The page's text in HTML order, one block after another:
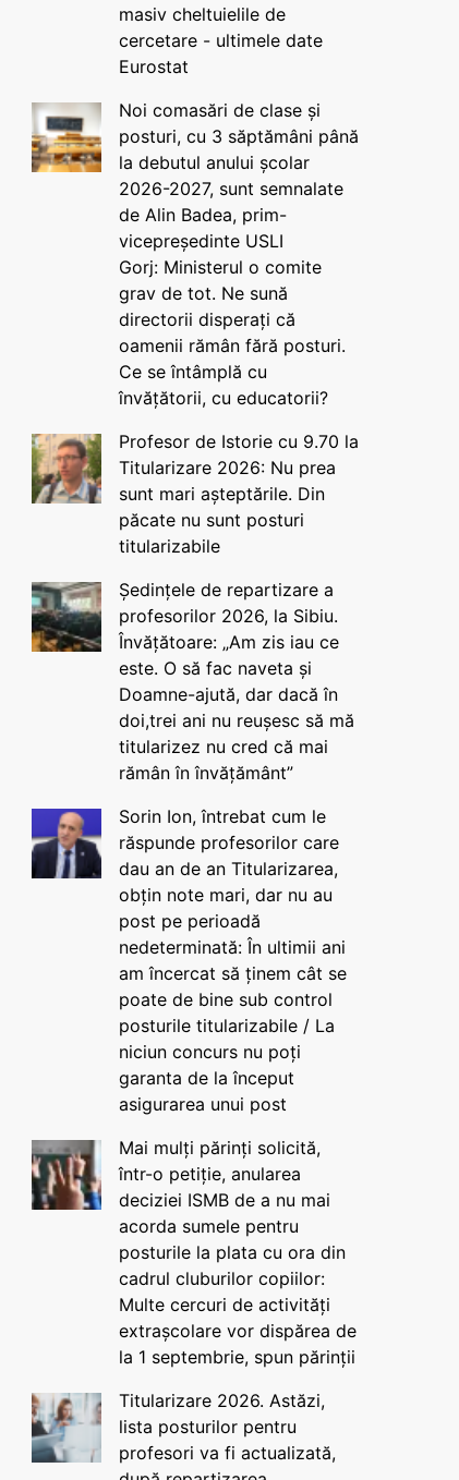
masiv cheltuielile de
cercetare - ultimele date
Eurostat
Noi comasări de clase și
posturi, cu 3 săptămâni până
la debutul anului școlar
2026-2027, sunt semnalate
de Alin Badea, prim-
vicepreședinte USLI
Gorj: Ministerul o comite
grav de tot. Ne sună
directorii disperați că
oamenii rămân fără posturi.
Ce se întâmplă cu
învățătorii, cu educatorii?
Profesor de Istorie cu 9.70 la
Titularizare 2026: Nu prea
sunt mari așteptările. Din
păcate nu sunt posturi
titularizabile
Ședințele de repartizare a
profesorilor 2026, la Sibiu.
Învățătoare: „Am zis iau ce
este. O să fac naveta și
Doamne-ajută, dar dacă în
doi,trei ani nu reușesc să mă
titularizez nu cred că mai
rămân în învățământ”
Sorin Ion, întrebat cum le
răspunde profesorilor care
dau an de an Titularizarea,
obțin note mari, dar nu au
post pe perioadă
nedeterminată: În ultimii ani
am încercat să ținem cât se
poate de bine sub control
posturile titularizabile / La
niciun concurs nu poți
garanta de la început
asigurarea unui post
Mai mulți părinți solicită,
într-o petiție, anularea
deciziei ISMB de a nu mai
acorda sumele pentru
posturile la plata cu ora din
cadrul cluburilor copiilor:
Multe cercuri de activități
extrașcolare vor dispărea de
la 1 septembrie, spun părinții
Titularizare 2026. Astăzi,
lista posturilor pentru
profesori va fi actualizată,